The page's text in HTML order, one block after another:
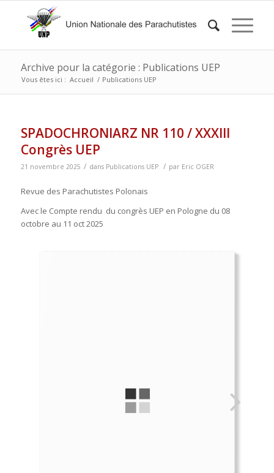
Archive pour la catégorie : Publications UEP
Vous êtes ici : Accueil / Publications UEP
SPADOCHRONIARZ NR 110 / XXXIII
Congrès UEP
21 novembre 2025 / dans Publications UEP / par Eric OGER
Revue des Parachutistes Polonais
Avec le Compte rendu du congrès UEP en Pologne du 08
octobre au 11 oct 2025